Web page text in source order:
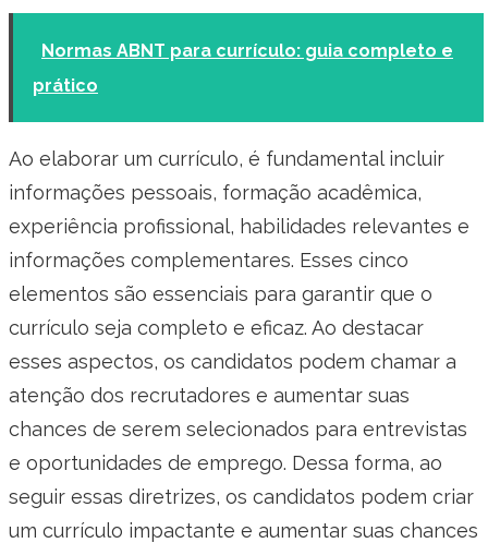
Normas ABNT para currículo: guia completo e
prático
Ao elaborar um currículo, é fundamental incluir
informações pessoais, formação acadêmica,
experiência profissional, habilidades relevantes e
informações complementares. Esses cinco
elementos são essenciais para garantir que o
currículo seja completo e eficaz. Ao destacar
esses aspectos, os candidatos podem chamar a
atenção dos recrutadores e aumentar suas
chances de serem selecionados para entrevistas
e oportunidades de emprego. Dessa forma, ao
seguir essas diretrizes, os candidatos podem criar
um currículo impactante e aumentar suas chances